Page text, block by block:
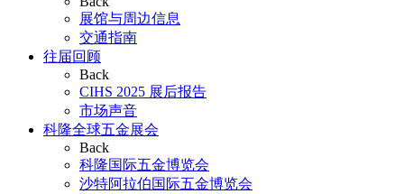
展馆与周边信息
交通指南
往届回顾
Back
CIHS 2025 展后报告
市场声音
科隆全球五金展会
Back
科隆国际五金博览会
沙特阿拉伯国际五金博览会